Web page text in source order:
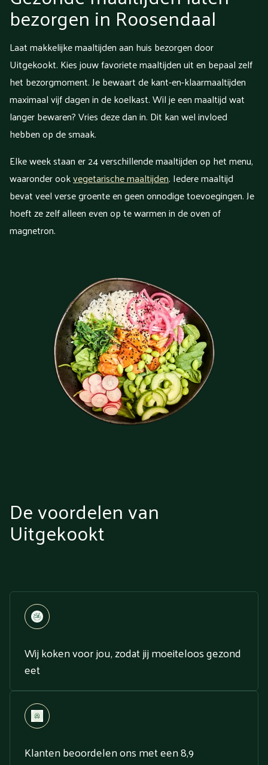
bezorgen in Roosendaal
Laat makkelijke maaltijden aan huis bezorgen door
Uitgekookt. Kies jouw favoriete maaltijden uit en bepaal zelf
het bezorgmoment. Je bewaart de kant-en-klaarmaaltijden
maximaal vijf dagen in de koelkast. Wil je een maaltijd wat
langer bewaren? Vries deze dan in. Dit kan wel invloed
hebben op de smaak.
Elke week staan er 24 verschillende maaltijden op het menu,
waaronder ookvegetarische maaltijden. Iedere maaltijd
bevat veel verse groente en geen onnodige toevoegingen. Je
hoeft ze zelf alleen even op te warmen in de oven of
magnetron.
De voordelen van
Uitgekookt
Wij koken voor jou, zodat jij moeiteloos gezond
eet
Klanten beoordelen ons met een 8,9